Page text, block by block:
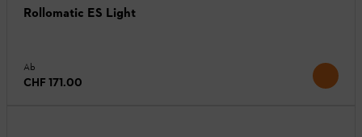
Rollomatic ES Light
Ab
CHF 171.00